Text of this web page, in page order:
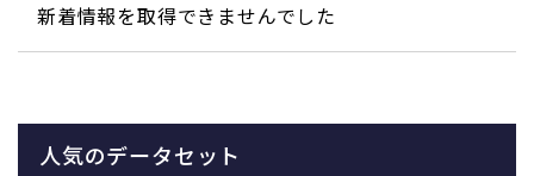
新着情報を取得できませんでした
人気のデータセット